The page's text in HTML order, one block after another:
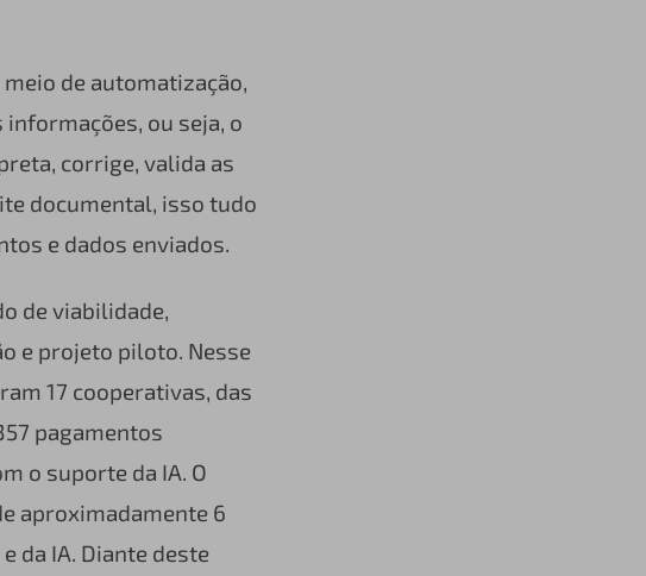
de automatização,
ou seja, o
corrige, valida as
documental, isso tudo
e dados enviados.
de viabilidade,
e projeto piloto. Nesse
17 cooperativas, das
pagamentos
o suporte da IA. O
aproximadamente 6
da IA. Diante deste